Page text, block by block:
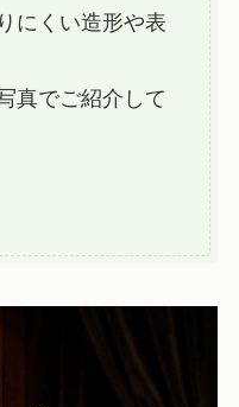
にくい造形や表
真でご紹介して